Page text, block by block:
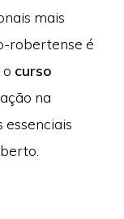
mais
robertense é
curso
na
essenciais